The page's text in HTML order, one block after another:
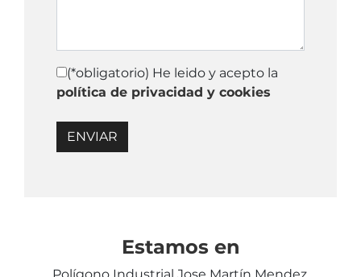
(*obligatorio) He leido y acepto la
política de privacidad y cookies
Estamos en
Polígono Industrial Jose Martín Mendez,